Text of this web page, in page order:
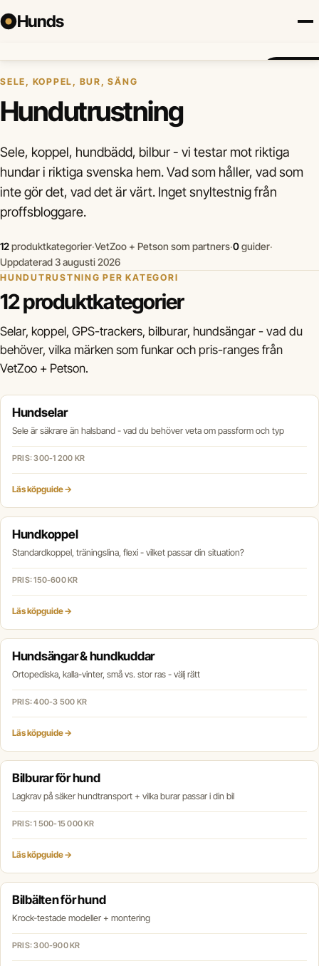
Hunds
SELE, KOPPEL, BUR, SÄNG
Hundutrustning
Sele, koppel, hundbädd, bilbur - vi testar mot riktiga
hundar i riktiga svenska hem. Vad som håller, vad som
inte gör det, vad det är värt. Inget snyltestnig från
proffsbloggare.
12produktkategorier·VetZoo + Petson som partners·0guider·
Uppdaterad 3 augusti 2026
HUNDUTRUSTNING PER KATEGORI
12 produktkategorier
Selar, koppel, GPS-trackers, bilburar, hundsängar - vad du
behöver, vilka märken som funkar och pris-ranges från
VetZoo + Petson.
Hundselar
Sele är säkrare än halsband - vad du behöver veta om passform och typ
PRIS: 300-1 200 KR
Läs köpguide →
Hundkoppel
Standardkoppel, träningslina, flexi - vilket passar din situation?
PRIS: 150-600 KR
Läs köpguide →
Hundsängar & hundkuddar
Ortopediska, kalla-vinter, små vs. stor ras - välj rätt
PRIS: 400-3 500 KR
Läs köpguide →
Bilburar för hund
Lagkrav på säker hundtransport + vilka burar passar i din bil
PRIS: 1 500-15 000 KR
Läs köpguide →
Bilbälten för hund
Krock-testade modeller + montering
PRIS: 300-900 KR